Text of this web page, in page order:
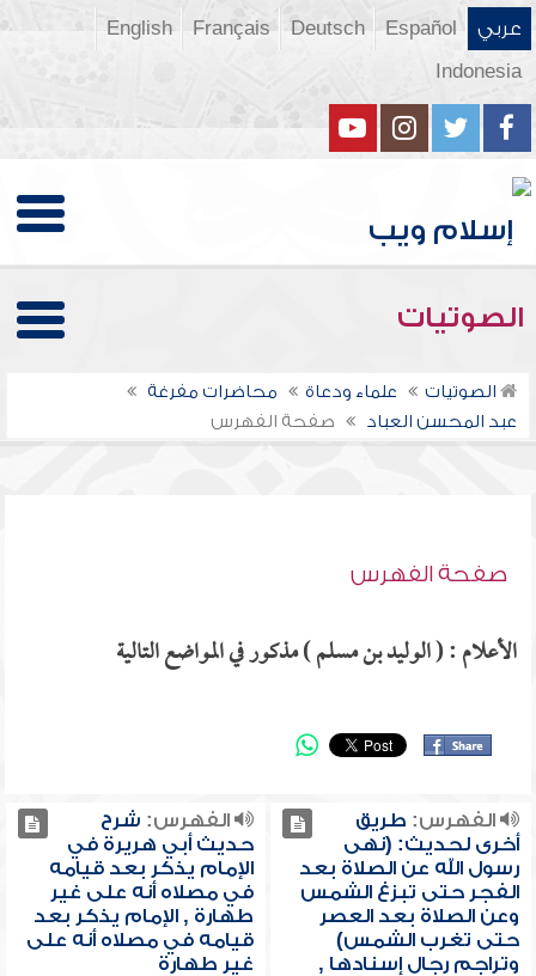
عربي Español
Deutsch
Français
English
Indonesia
الصوتيات
الصوتيات علماء ودعاة
محاضرات مفرغة
عبد المحسن العباد
صفحة الفهرس
صفحة الفهرس
الأعلام : ( الوليد بن مسلم ) مذكور في المواضع التالية
الفهرس: طريق
أخرى لحديث: (نهى
رسول الله عن الصلاة بعد
الفجر حتى تبزغ الشمس
وعن الصلاة بعد العصر
حتى تغرب الشمس)
وتراجم رجال إسنادها ,
الفهرس: شرح
حديث أبي هريرة في
الإمام يذكر بعد قيامه
في مصلاه أنه على غير
طهارة , الإمام يذكر بعد
قيامه في مصلاه أنه على
غير طهارة